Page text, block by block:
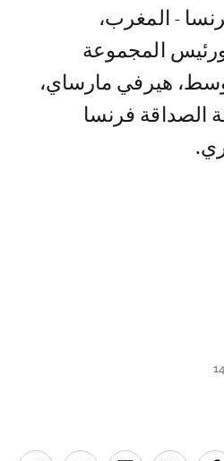
- المغرب،
المجموعة
هيرفي مارساي،
الصداقة فرنسا